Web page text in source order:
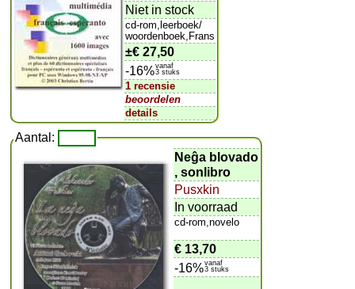
Niet in stock
cd-rom,leerboek/
woordenboek,Frans
±€ 27,50
-16%vanaf
3 stuks
1 recensie
beoordelen
details
Aantal:
Neĝa blovado
, sonlibro
Pusxkin
In voorraad
cd-rom,novelo
€ 13,70
-16%vanaf
3 stuks